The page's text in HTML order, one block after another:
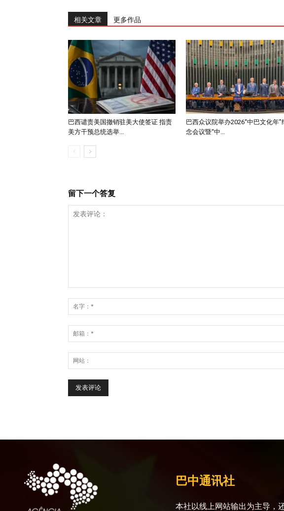
相关文章 更多作品
巴西谴责美国撤销驻美大使签证 指责
美方干预总统选举...
巴西众议院举办2026“中巴文化年”
念会议暨“中...
留下一个答复
巴中通讯社
本社以线上网站输出为主导，